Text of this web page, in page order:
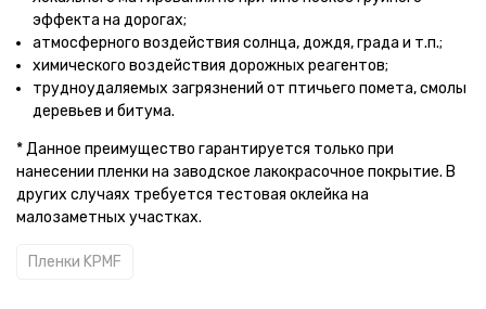
эффекта на дорогах;
атмосферного воздействия солнца, дождя, града и т.п.;
химического воздействия дорожных реагентов;
трудноудаляемых загрязнений от птичьего помета, смолы
деревьев и битума.
* Данное преимущество гарантируется только при
нанесении пленки на заводское лакокрасочное покрытие. В
других случаях требуется тестовая оклейка на
малозаметных участках.
Пленки KPMF